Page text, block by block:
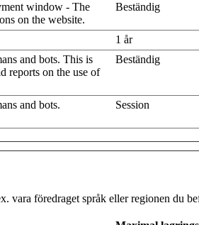
window - The
on the website.
Beständig
1 år
and bots. This is
reports on the use of
Beständig
and bots. Session
vara föredraget språk eller regionen du